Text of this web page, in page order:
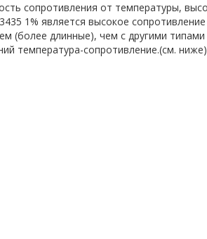
сопротивления от температуры,
1% является высокое сопротивление
(более длинные), чем с другими
температура-сопротивление.(см. ниже)